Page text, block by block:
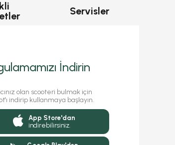
Servisler
İndirin
olan scooteri bulmak için
indirip kullanmaya başlayın.
App Store'dan
indirebilirsiniz.